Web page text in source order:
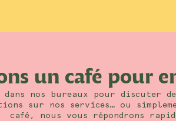
un café pour
dans nos bureaux pour discuter
sur nos services… ou
café, nous vous répondrons